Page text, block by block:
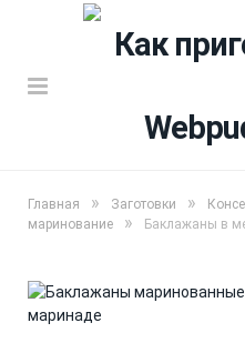
Главная » Заготовки »
маринование
» Баклажаны в